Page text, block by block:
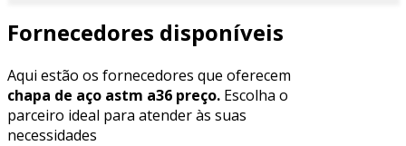
Fornecedores disponíveis
Aqui estão os fornecedores que oferecem
chapa de aço astm a36 preço. Escolha o
parceiro ideal para atender às suas
necessidades